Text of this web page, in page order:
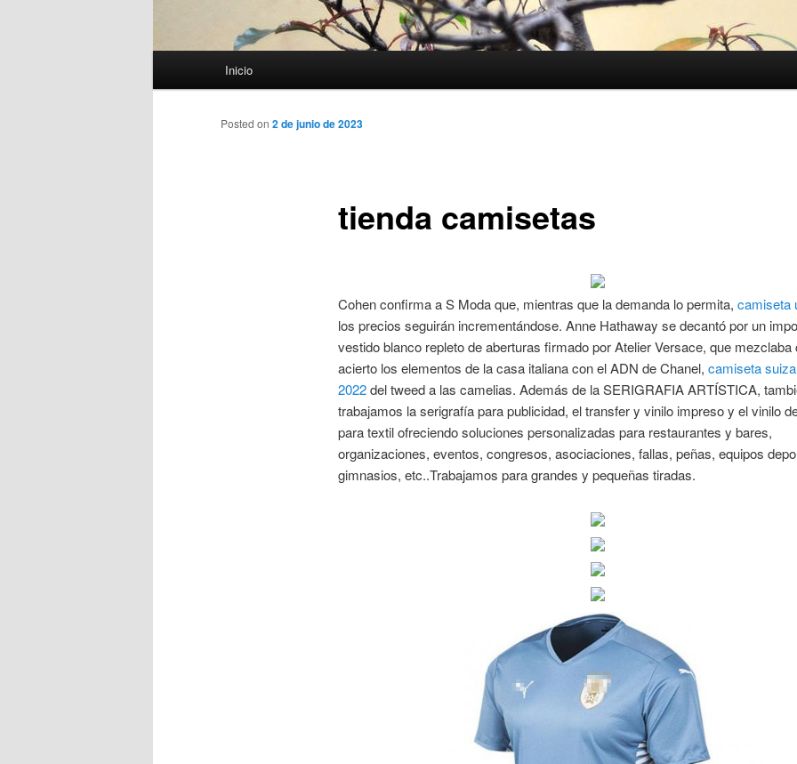
Inicio
tienda camisetas
Posted on 2 de junio de 2023
Cohen confirma a S Moda que, mientras que la demanda lo permita, camiseta
los precios seguirán incrementándose. Anne Hathaway se decantó por un
vestido blanco repleto de aberturas firmado por Atelier Versace, que mezclaba
acierto los elementos de la casa italiana con el ADN de Chanel, camiseta
2022del tweed a las camelias. Además de la SERIGRAFIA ARTÍSTICA,
trabajamos la serigrafía para publicidad, el transfer y vinilo impreso y el vinilo
para textil ofreciendo soluciones personalizadas para restaurantes y bares,
organizaciones, eventos, congresos, asociaciones, fallas, peñas, equipos
gimnasios, etc..Trabajamos para grandes y pequeñas tiradas.